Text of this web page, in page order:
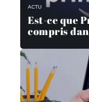
ACTU
Est-ce que
compris